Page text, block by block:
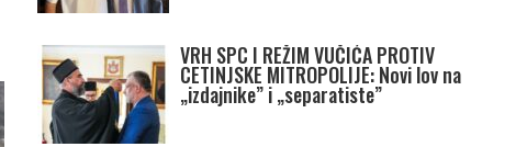
VRH SPC I REŽIM VUČIĆA PROTIV
CETINJSKE MITROPOLIJE: Novi lov na
„izdajnike” i „separatiste”